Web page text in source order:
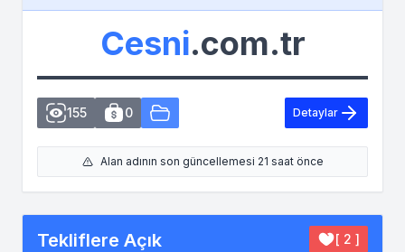
Cesni.com.tr
155 0 Detaylar
Alan adının son güncellemesi 21 saat önce
Tekliflere Açık [ 2 ]